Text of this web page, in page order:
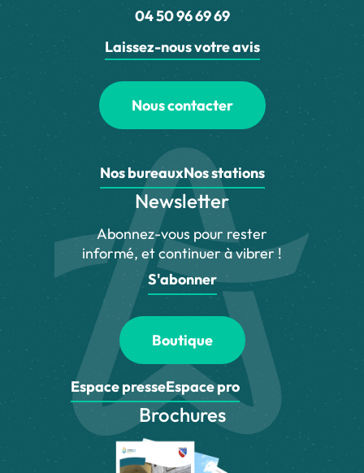
04 50 96 69 69
Laissez-nous votre avis
Nous contacter
Nos bureauxNos stations
Newsletter
Abonnez-vous pour rester
informé, et continuer à vibrer !
S'abonner
Boutique
Espace presseEspace pro
Brochures